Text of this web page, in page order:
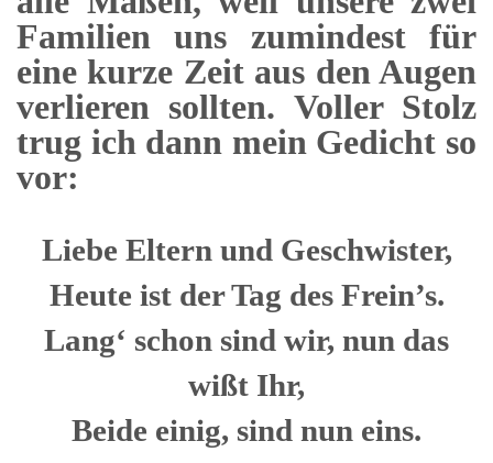
Familien uns zumindest für
eine kurze Zeit aus den Augen
verlieren sollten. Voller Stolz
trug ich dann mein Gedicht so
vor:
Liebe Eltern und Geschwister,
Heute ist der Tag des Frein’s.
Lang‘ schon sind wir, nun das
wißt Ihr,
Beide einig, sind nun eins.